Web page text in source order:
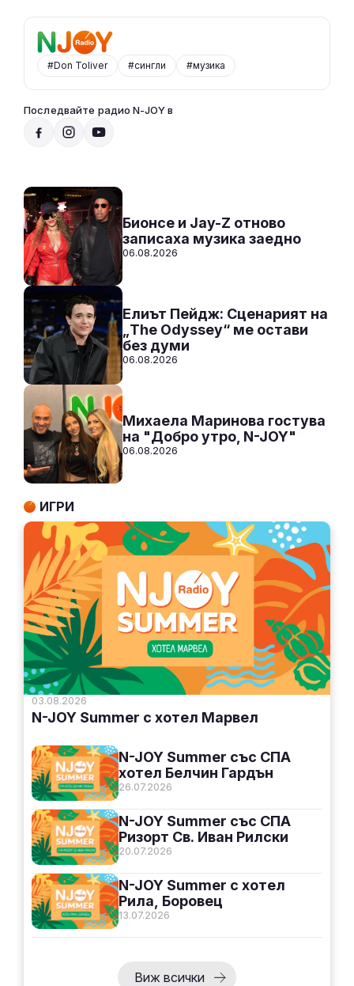
#Don Toliver #сингли #музика
Последвайте радио N-JOY в
СЛУШАЙ
17:00 - 20:00
Бионсе и Jay-Z отново
записаха музика заедно
06.08.2026
Елиът Пейдж: Сценарият на
„The Odyssey“ ме остави
без думи
06.08.2026
Михаела Маринова гостува
на "Добро утро, N-JOY"
06.08.2026
ИГРИ
03.08.2026
N-JOY Summer с хотел Марвел
26.07.2026
N-JOY Summer със СПА
хотел Белчин Гардън
20.07.2026
N-JOY Summer със СПА
Ризорт Св. Иван Рилски
13.07.2026
N-JOY Summer с хотел
Рила, Боровец
Виж всички